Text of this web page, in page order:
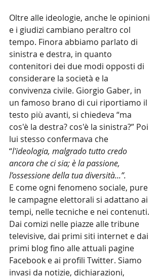
Oltre alle ideologie, anche le opinioni
e i giudizi cambiano peraltro col
tempo. Finora abbiamo parlato di
sinistra e destra, in quanto
contenitori dei due modi opposti di
considerare la società e la
convivenza civile. Giorgio Gaber, in
un famoso brano di cui riportiamo il
testo più avanti, si chiedeva “ma
cos'è la destra? cos'è la sinistra?” Poi
lui stesso confermava che
“l'ideologia, malgrado tutto credo
ancora che ci sia; è la passione,
l’ossessione della tua diversità...”.
E come ogni fenomeno sociale, pure
le campagne elettorali si adattano ai
tempi, nelle tecniche e nei contenuti.
Dai comizi nelle piazze alle tribune
televisive, dai primi siti internet e dai
primi blog fino alle attuali pagine
Facebook e ai profili Twitter. Siamo
invasi da notizie, dichiarazioni,